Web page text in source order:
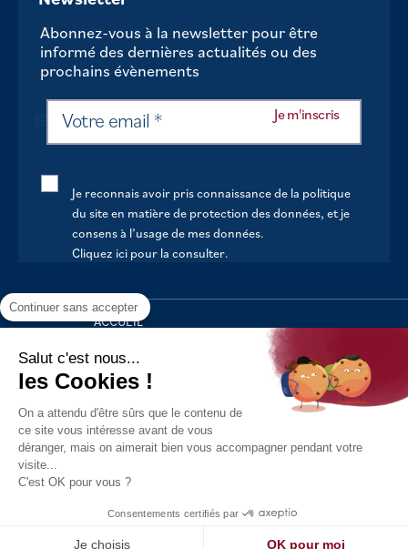
Abonnez-vous à la newsletter pour être
informé des dernières actualités ou des
prochains évènements
Je reconnais avoir pris connaissance de la politique
du site en matière de protection des données, et je
consens à l’usage de mes données.
Cliquez ici pour la consulter.
ACCUEIL
VOTRE MAIRIE
VOTRE QUOTIDIEN
AU FIL DE LA VIE
LOISIRS
S’INFORMER
Politique de confidentialité Mentions légales
Continuer sans accepter
Salut c'est nous...
les Cookies !
On a attendu d'être sûrs que le contenu de
ce site vous intéresse avant de vous
déranger, mais on aimerait bien vous accompagner pendant votre
visite...
C'est OK pour vous ?
Consentements certifiés par
Je choisis OK pour moi